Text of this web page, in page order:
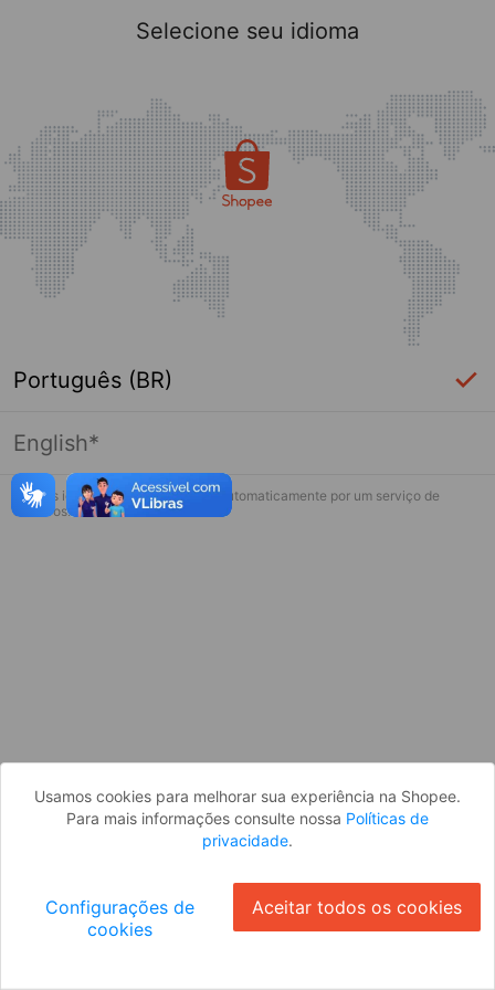
Página indisponível
Desculpe, algo deu errado. Faça login
Selecione seu idioma
Português (BR)
English*
* Esses idiomas serão traduzidos automaticamente por um serviço de
terceiros.
Usamos cookies para melhorar sua experiência na Shopee.
Para mais informações consulte nossa Políticas de
privacidade.
Configurações de
cookies
Aceitar todos os cookies